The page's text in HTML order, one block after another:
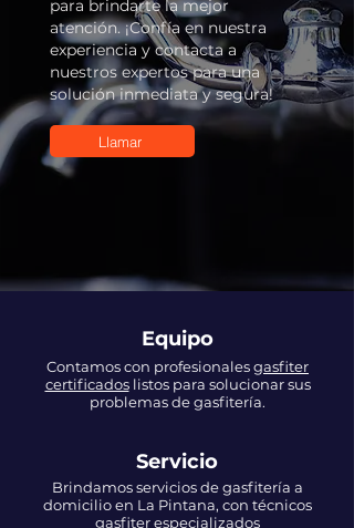
para brindarte la mejor
atención. ¡Confía en nuestra
experiencia y contacta a
nuestros expertos para una
solución inmediata y segura!
Llamar
Equipo
Contamos con profesionalesgasfiter
certificadoslistos para solucionar sus
problemas de gasfitería.
Servicio
Brindamos servicios de gasfitería a
domicilio en La Pintana, con técnicos
gasfiter especializados